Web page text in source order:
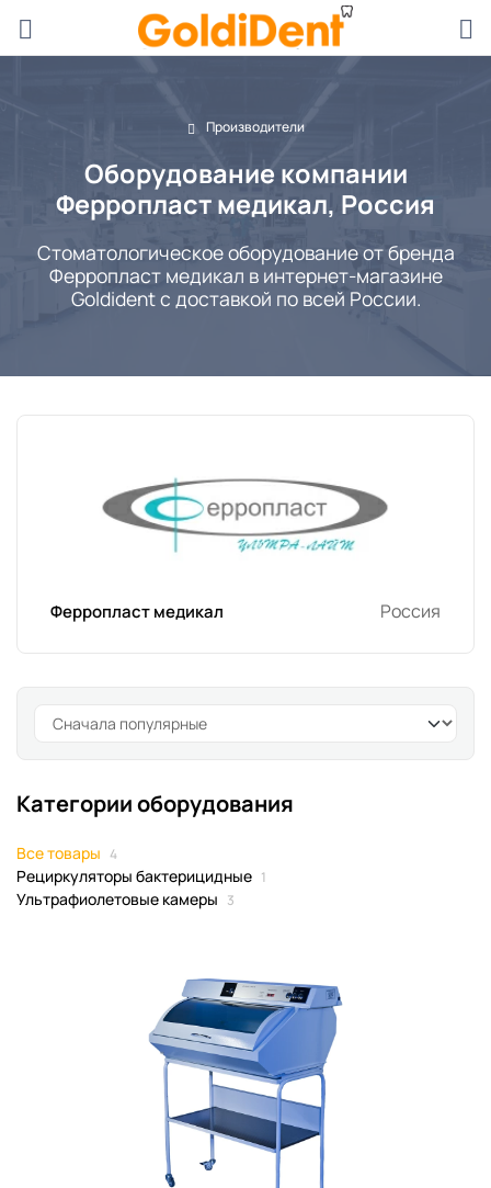
Производители
Оборудование компании
Ферропласт медикал, Россия
Стоматологическое оборудование от бренда
Ферропласт медикал в интернет-магазине
Goldident с доставкой по всей России.
Ферропласт медикал Россия
Категории оборудования
Все товары 4
Рециркуляторы бактерицидные 1
Ультрафиолетовые камеры 3